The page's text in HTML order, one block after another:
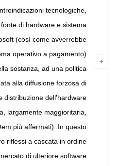
tecnologiche,
di hardware e sistema
(così come avverrebbe
operativo a pagamento)
sostanza, ad una politica
alla diffusione forzosa di
distribuzione dell'hardware
largamente maggioritaria,
più affermati). In questo
riflessi a cascata in ordine
di ulteriore software